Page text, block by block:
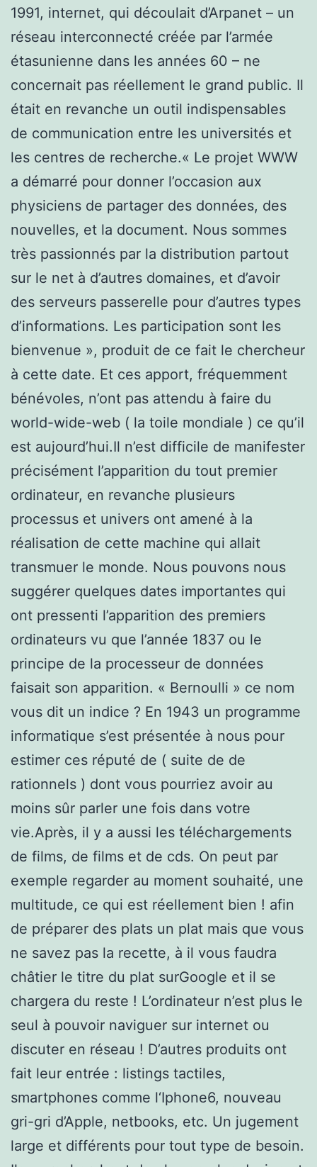
1991, internet, qui découlait d’Arpanet – un
réseau interconnecté créée par l’armée
étasunienne dans les années 60 – ne
concernait pas réellement le grand public. Il
était en revanche un outil indispensables
de communication entre les universités et
les centres de recherche.« Le projet WWW
a démarré pour donner l’occasion aux
physiciens de partager des données, des
nouvelles, et la document. Nous sommes
très passionnés par la distribution partout
sur le net à d’autres domaines, et d’avoir
des serveurs passerelle pour d’autres types
d’informations. Les participation sont les
bienvenue », produit de ce fait le chercheur
à cette date. Et ces apport, fréquemment
bénévoles, n’ont pas attendu à faire du
world-wide-web ( la toile mondiale ) ce qu’il
est aujourd’hui.Il n’est difficile de manifester
précisément l’apparition du tout premier
ordinateur, en revanche plusieurs
processus et univers ont amené à la
réalisation de cette machine qui allait
transmuer le monde. Nous pouvons nous
suggérer quelques dates importantes qui
ont pressenti l’apparition des premiers
ordinateurs vu que l’année 1837 ou le
principe de la processeur de données
faisait son apparition. « Bernoulli » ce nom
vous dit un indice ? En 1943 un programme
informatique s’est présentée à nous pour
estimer ces réputé de ( suite de de
rationnels ) dont vous pourriez avoir au
moins sûr parler une fois dans votre
vie.Après, il y a aussi les téléchargements
de films, de films et de cds. On peut par
exemple regarder au moment souhaité, une
multitude, ce qui est réellement bien ! afin
de préparer des plats un plat mais que vous
ne savez pas la recette, à il vous faudra
châtier le titre du plat surGoogle et il se
chargera du reste ! L’ordinateur n’est plus le
seul à pouvoir naviguer sur internet ou
discuter en réseau ! D’autres produits ont
fait leur entrée : listings tactiles,
smartphones comme l‘Iphone6, nouveau
gri-gri d’Apple, netbooks, etc. Un jugement
large et différents pour tout type de besoin.